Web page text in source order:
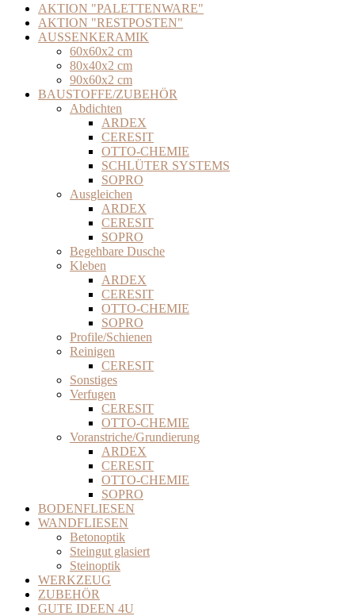
AKTION "PALETTENWARE"
AKTION "RESTPOSTEN"
AUSSENKERAMIK
60x60x2 cm
80x40x2 cm
90x60x2 cm
BAUSTOFFE/ZUBEHÖR
Abdichten
ARDEX
CERESIT
OTTO-CHEMIE
SCHLÜTER SYSTEMS
SOPRO
Ausgleichen
ARDEX
CERESIT
SOPRO
Begehbare Dusche
Kleben
ARDEX
CERESIT
OTTO-CHEMIE
SOPRO
Profile/Schienen
Reinigen
CERESIT
Sonstiges
Verfugen
CERESIT
OTTO-CHEMIE
Voranstriche/Grundierung
ARDEX
CERESIT
OTTO-CHEMIE
SOPRO
BODENFLIESEN
WANDFLIESEN
Betonoptik
Steingut glasiert
Steinoptik
WERKZEUG
ZUBEHÖR
GUTE IDEEN 4U